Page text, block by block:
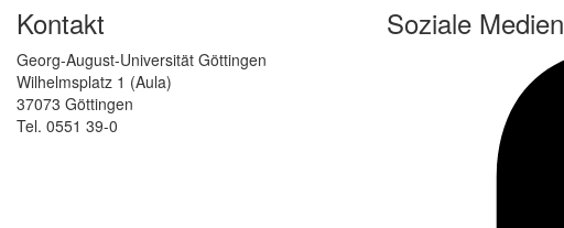
Kontakt
Georg-August-Universität Göttingen
Wilhelmsplatz 1 (Aula)
37073 Göttingen
Tel. 0551 39-0
Soziale Medien